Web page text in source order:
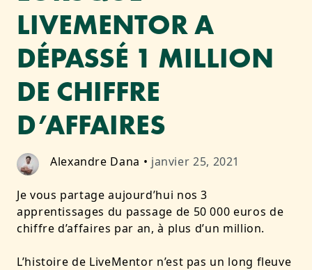
LIVEMENTOR A
DÉPASSÉ 1 MILLION
DE CHIFFRE
D’AFFAIRES
Alexandre Dana • janvier 25, 2021
Je vous partage aujourd’hui nos 3
apprentissages du passage de 50 000 euros de
chiffre d’affaires par an, à plus d’un million.
L’histoire de LiveMentor n’est pas un long fleuve